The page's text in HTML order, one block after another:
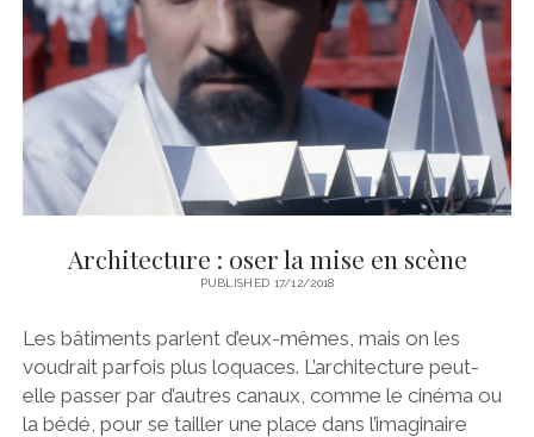
Architecture : oser la mise en scène
PUBLISHED 17/12/2018
Les bâtiments parlent d’eux-mêmes, mais on les
voudrait parfois plus loquaces. L’architecture peut-
elle passer par d’autres canaux, comme le cinéma ou
la bédé, pour se tailler une place dans l’imaginaire